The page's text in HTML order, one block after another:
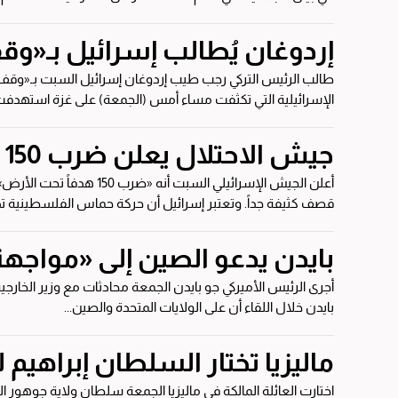
إردوغان يُطالب إسرائيل
الإسرائيلية التي تكثفت مساء أمس (الجمعة) على غزة
جيش الاحتلال يعلن ضرب 150 هدفاً تحت الأرض في قطاع غزة
أعلن الجيش
قصف كثيفة جداً. وتعتبر إسرائيل أن حركة حماس الفلسطينية تدير...
بايدن يدعو الصين إلى
بايدن خلال اللقاء أن على الولايات المتحدة والصين...
ماليزيا تختار السلطان